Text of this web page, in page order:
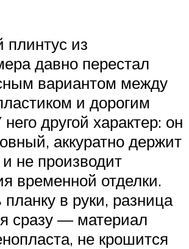
из
давно перестал
вариантом между
и дорогим
другой характер: он
аккуратно держит
не производит
временной отделки.
планку в руки, разница
сразу — материал
не крошится